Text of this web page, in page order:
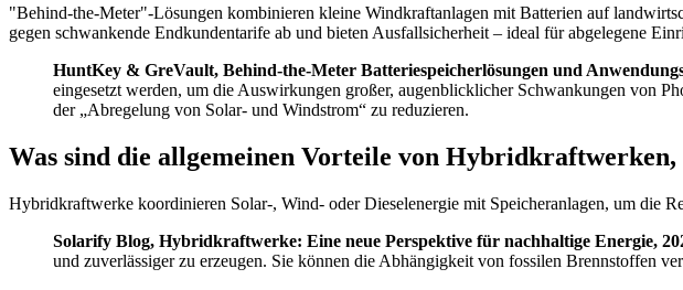
"Behind-the-Meter"-Lösungen kombinieren kleine Windkraftanlagen mit Batterien auf
gegen schwankende Endkundentarife ab und bieten Ausfallsicherheit – ideal für abgelegene
HuntKey & GreVault, Behind-the-Meter Batteriespeicherlösungen und
eingesetzt werden, um die Auswirkungen großer, augenblicklicher Schwankungen von
der „Abregelung von Solar- und Windstrom“ zu reduzieren.
Was sind die allgemeinen Vorteile von
Hybridkraftwerke koordinieren Solar-, Wind- oder Dieselenergie mit Speicheranlagen, um die
Solarify Blog, Hybridkraftwerke: Eine neue Perspektive für nachhaltige Energie,
und zuverlässiger zu erzeugen. Sie können die Abhängigkeit von fossilen Brennstoffen